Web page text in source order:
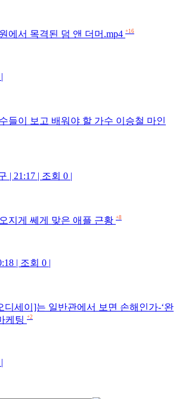
에서 목격된 덤 앤 더머.mp4 +16
|
들이 보고 배워야 할 가수 이승철 마인
| 21:17 | 조회 0 |
지게 쎄게 맞은 애플 근황 +8
| 조회 0 |
디세이]는 일반관에서 보면 손해인가-‘완
케팅
+2
|